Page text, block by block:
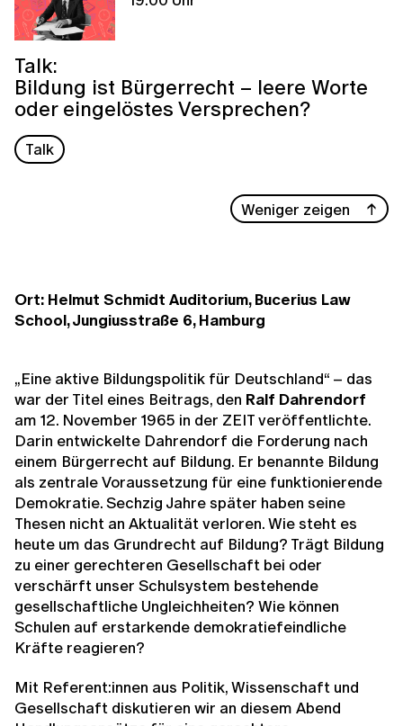
Talk:
Bildung ist Bürgerrecht – leere Worte
oder eingelöstes Versprechen?
Talk
Weniger zeigen
Ort: Helmut Schmidt Auditorium, Bucerius Law
School, Jungiusstraße 6, Hamburg
„Eine aktive Bildungspolitik für Deutschland“ – das
war der Titel eines Beitrags, den Ralf Dahrendorf
am 12. November 1965 in der ZEIT veröffentlichte.
Darin entwickelte Dahrendorf die Forderung nach
einem Bürgerrecht auf Bildung. Er benannte Bildung
als zentrale Voraussetzung für eine funktionierende
Demokratie. Sechzig Jahre später haben seine
Thesen nicht an Aktualität verloren. Wie steht es
heute um das Grundrecht auf Bildung? Trägt Bildung
zu einer gerechteren Gesellschaft bei oder
verschärft unser Schulsystem bestehende
gesellschaftliche Ungleichheiten? Wie können
Schulen auf erstarkende demokratiefeindliche
Kräfte reagieren?
Mit Referent:innen aus Politik, Wissenschaft und
Gesellschaft diskutieren wir an diesem Abend